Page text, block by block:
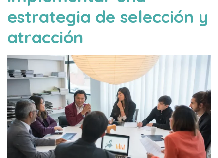
estrategia de selección y
atracción